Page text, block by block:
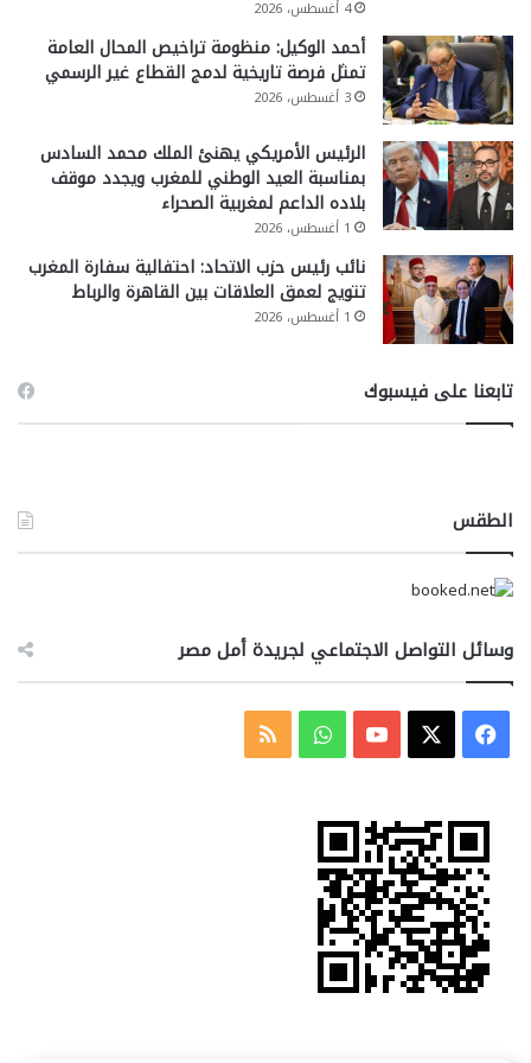
4 أغسطس، 2026
أحمد الوكيل: منظومة تراخيص المحال العامة
تمثل فرصة تاريخية لدمج القطاع غير الرسمي
3 أغسطس، 2026
الرئيس الأمريكي يهنئ الملك محمد السادس
بمناسبة العيد الوطني للمغرب ويجدد موقف
بلاده الداعم لمغربية الصحراء
1 أغسطس، 2026
نائب رئيس حزب الاتحاد: احتفالية سفارة المغرب
تتويج لعمق العلاقات بين القاهرة والرباط
1 أغسطس، 2026
تابعنا على فيسبوك
الطقس
وسائل التواصل الاجتماعي لجريدة أمل مصر
فيسبوك ‫YouTubeواتسابملخص